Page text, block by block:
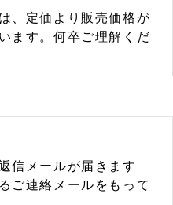
、定価より販売価格が
ます。何卒ご理解くだ
信メールが届きます
ご連絡メールをもって